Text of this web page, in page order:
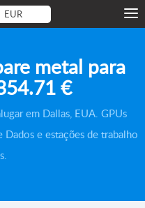
EUR
metal para
€
em Dallas, EUA. GPUs
Dados e estações de trabalho